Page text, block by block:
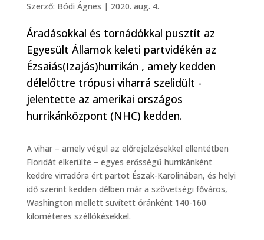
Szerző: Bódi Ágnes | 2020. aug. 4.
Áradásokkal és tornádókkal pusztít az
Egyesült Államok keleti partvidékén az
Ézsaiás(Izajás)hurrikán , amely kedden
délelőttre trópusi viharrá szelidült -
jelentette az amerikai országos
hurrikánközpont (NHC) kedden.
A vihar – amely végül az előrejelzésekkel ellentétben
Floridát elkerülte – egyes erősségű hurrikánként
keddre virradóra ért partot Észak-Karolinában, és helyi
idő szerint kedden délben már a szövetségi főváros,
Washington mellett süvített óránként 140-160
kilométeres széllökésekkel.